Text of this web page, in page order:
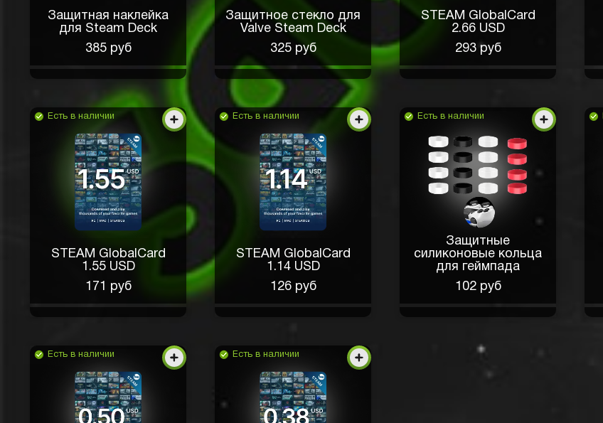
Защитная наклейка
для Steam Deck
385 руб
Защитное стекло для
Valve Steam Deck
325 руб
STEAM GlobalCard
2.66 USD
293 руб
Есть в наличии
STEAM GlobalCard
1.55 USD
171 руб
Есть в наличии
STEAM GlobalCard
1.14 USD
126 руб
Есть в наличии
Защитные
силиконовые кольца
для геймпада
102 руб
Есть в наличии Есть в наличии
Sardar 3 часа назад